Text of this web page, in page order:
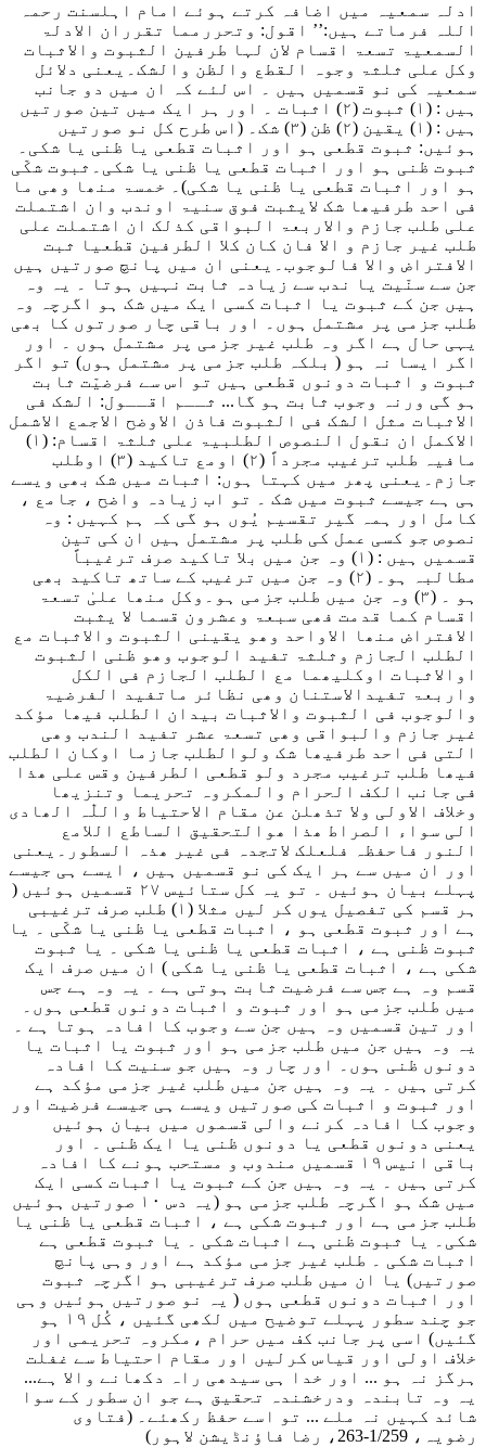
ادلہ سمعیہ میں اضافہ کرتے ہوئے امام اہلسنت رحمہ
اللہ فرماتے ہیں:’’ اقول: وتحررمما تقرران الادلۃ
السمعیۃ تسعۃ اقسام لان لہا طرفین الثبوت والاثبات
وکل علی ثلثۃ وجوہ القطع والظن والشک۔یعنی دلائل
سمعیہ کی نو قسمیں ہیں ۔ اس لئے کہ ان میں دو جانب
ہیں : (۱) ثبوت (۲) اثبات ۔ اور ہر ایک میں تین صورتیں
ہیں : (۱) یقین (۲) ظن (۳) شک۔ (اس طرح کل نو صورتیں
ہوئیں: ثبوت قطعی ہو اور اثبات قطعی یا ظنی یا شکی۔
ثبوت ظنی ہو اور اثبات قطعی یا ظنی یا شکی۔ثبوت شکّی
ہو اور اثبات قطعی یا ظنی یا شکی)۔ خمسۃ منھا وھی ما
فی احد طرفیھا شک لایثبت فوق سنیۃ اوندب وان اشتملت
علی طلب جازم والاربعۃ البواقی کذلک ان اشتملت علی
طلب غیر جازم و الا فان کان کلا الطرفین قطعیا ثبت
الافتراض والا فالوجوب۔یعنی ان میں پانچ صورتیں ہیں
جن سے سنّیت یا ندب سے زیادہ ثابت نہیں ہوتا ۔ یہ وہ
ہیں جن کے ثبوت یا اثبات کسی ایک میں شک ہو اگرچہ وہ
طلب جزمی پر مشتمل ہوں۔ اور باقی چار صورتوں کا بھی
یہی حال ہے اگر وہ طلب غیر جزمی پر مشتمل ہوں ۔ اور
اگر ایسا نہ ہو ( بلکہ طلب جزمی پر مشتمل ہوں) تو اگر
ثبوت و اثبات دونوں قطعی ہیں تو اس سے فرضیّت ثابت
ہو گی ورنہ وجوب ثابت ہو گا... ثــم اقــول: الشک فی
الاثبات مثل الشک فی الثبوت فاذن الاوضح الاجمع الاشمل
الاکمل ان نقول النصوص الطلبیۃ علی ثلثۃ اقسام: (۱)
مافیہ طلب ترغیب مجرداً (۲) اومع تاکید (۳) اوطلب
جازم ۔یعنی پھر میں کہتا ہوں: اثبات میں شک بھی ویسے
ہی ہے جیسے ثبوت میں شک ۔ تو اب زیادہ واضح ، جامع ،
کامل اور ہمہ گیر تقسیم یُوں ہو گی کہ ہم کہیں : وہ
نصوص جو کسی عمل کی طلب پر مشتمل ہیں ان کی تین
قسمیں ہیں : (۱) وہ جن میں بلا تاکید صرف ترغیباً
مطالبہ ہو۔ (۲) وہ جن میں ترغیب کے ساتھ تاکید بھی
ہو ۔ (۳) وہ جن میں طلب جزمی ہو۔
وکل منھا علیٰ تسعۃ
اقسام کما قدمت فھی سبعۃ وعشرون قسما لا یثبت
الافتراض منھا الاواحد وھو یقینی الثبوت والاثبات مع
الطلب الجازم وثلثۃ تفید الوجوب وھو ظنی الثبوت
اوالاثبات اوکلیھما مع الطلب الجازم فی الکل
واربعۃ تفیدالاستنان وھی نظائر ماتفید الفرضیۃ
والوجوب فی الثبوت والاثبات بیدان الطلب فیھا مؤکد
غیر جازم والبواقی وھی تسعۃ عشر تفید الندب وھی
التی فی احد طرفیھا شک ولوالطلب جازما اوکان الطلب
فیھا طلب ترغیب مجرد ولو قطعی الطرفین وقس علی ھذا
فی جانب الکف الحرام والمکروہ تحریما وتنزیھا
وخلاف الاولی ولا تذھلن عن مقام الاحتیاط واللّٰہ الھادی
الی سواء الصراط ھذا ھوالتحقیق الساطع اللامع
النور فاحفظہ فلعلک لاتجدہ فی غیر ھذہ السطور ۔یعنی
اور ان میں سے ہر ایک کی نو قسمیں ہیں ، ایسے ہی جیسے
پہلے بیان ہوئیں ۔ تو یہ کل ستائیس ۲۷ قسمیں ہوئیں (
ہر قسم کی تفصیل یوں کر لیں مثلا (۱) طلب صرف ترغیبی
ہے اور ثبوت قطعی ہو ، اثبات قطعی یا ظنی یا شکّی ۔ یا
ثبوت ظنی ہے ، اثبات قطعی یا ظنی یا شکی ۔ یا ثبوت
شکی ہے ، اثبات قطعی یا ظنی یا شکی ) ان میں صرف ایک
قسم وہ ہے جس سے فرضیت ثابت ہوتی ہے ۔ یہ وہ ہے جس
میں طلب جزمی ہو اور ثبوت و اثبات دونوں قطعی ہوں۔
اور تین قسمیں وہ ہیں جن سے وجوب کا افادہ ہوتا ہے ۔
یہ وہ ہیں جن میں طلب جزمی ہو اور ثبوت یا اثبات یا
دونوں ظنی ہوں۔ اور چار وہ ہیں جو سنیت کا افادہ
کرتی ہیں ۔ یہ وہ ہیں جن میں طلب غیر جزمی مؤکد ہے
اور ثبوت و اثبات کی صورتیں ویسے ہی جیسے فرضیت اور
وجوب کا افادہ کرنے والی قسموں میں بیان ہوئیں
یعنی دونوں قطعی یا دونوں ظنی یا ایک ظنی ۔ اور
باقی انیس ۱۹ قسمیں مندوب و مستحب ہونے کا افادہ
کرتی ہیں ۔ یہ وہ ہیں جن کے ثبوت یا اثبات کسی ایک
میں شک ہو اگرچہ طلب جزمی ہو (یہ دس ۱۰ صورتیں ہوئیں
طلب جزمی ہے اور ثبوت شکی ہے ، اثبات قطعی یا ظنی یا
شکی۔ یا ثبوت ظنی ہے اثبات شکی ۔ یا ثبوت قطعی ہے
اثبات شکی ۔ طلب غیر جزمی مؤکد ہے اور وہی پانچ
صورتیں) یا ان میں طلب صرف ترغیبی ہو اگرچہ ثبوت
اور اثبات دونوں قطعی ہوں ( یہ نو صورتیں ہوئیں وہی
جو چند سطور پہلے توضیح میں لکھی گئیں ، کُل ۱۹ ہو
گئیں) اسی پر جانب کف میں حرام ،مکروہ تحریمی اور
خلاف اولی اور قیاس کرلیں اور مقام احتیاط سے غفلت
ہرگز نہ ہو ... اور خدا ہی سیدھی راہ دکھانے والا ہے...
یہ وہ تابندہ ودرخشندہ تحقیق ہے جو ان سطور کے سوا
شائد کہیں نہ ملے ... تو اسے حفظ رکھئے۔ (فتاوی
رضویہ، 1/259-263، رضا فاؤنڈیشن لاہور)